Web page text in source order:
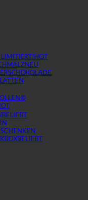
LIMITIERT!